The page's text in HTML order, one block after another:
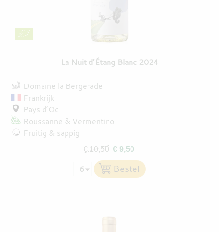
MEER
La Nuit d’Étang Blanc 2024
Domaine la Bergerade
Frankrijk
Pays d’Oc
Roussanne
Vermentino
Fruitig & sappig
€ 10,50 € 9,50